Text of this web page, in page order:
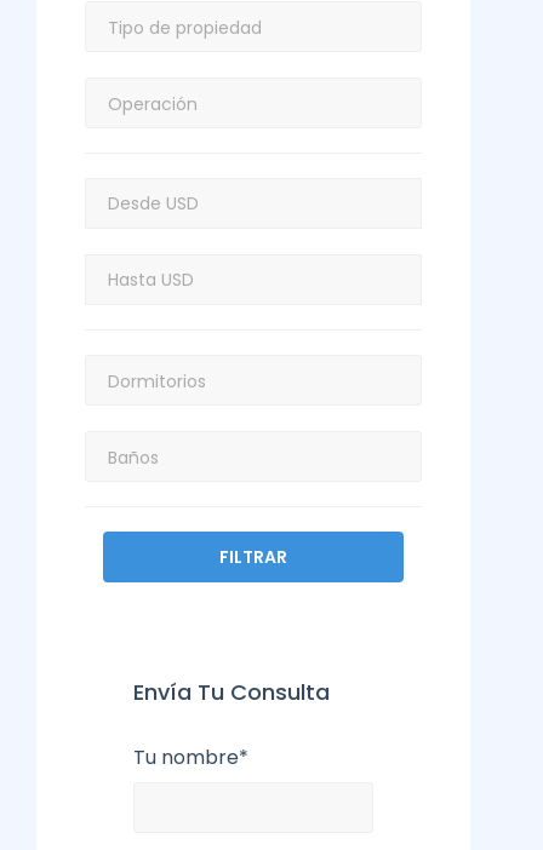
FILTRAR
Envía Tu Consulta
Tu nombre*